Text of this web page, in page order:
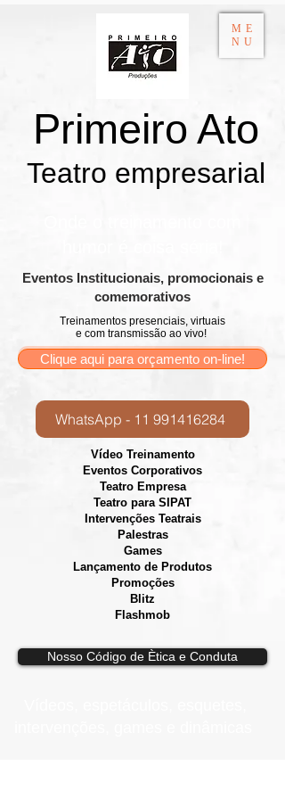
ME
NU
Primeiro Ato
Teatro empresarial​
​Eventos Institucionais, promocionais e
comemorativos
Treinamentos presenciais, virtuais
e com transmissão ao vivo!
Clique aqui para orçamento on-line!
WhatsApp - 11 991416284
Vídeo Treinamento
Eventos Corporativos
​Teatro Empresa
Teatro para SIPAT
Intervenções Teatrais
Palestras
Games
Lançamento de Produtos
Promoções
Blitz
Flashmob
Nosso Código de Ètica e Conduta